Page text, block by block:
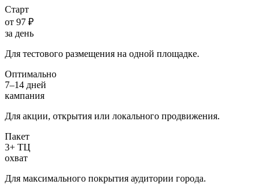
Старт
от 97 ₽
за день
Для тестового размещения на одной площадке.
Оптимально
7–14 дней
кампания
Для акции, открытия или локального продвижения.
Пакет
3+ ТЦ
охват
Для максимального покрытия аудитории города.